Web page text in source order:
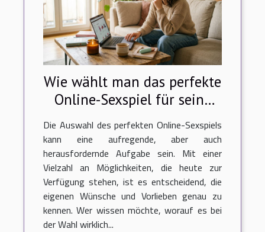
Wie wählt man das perfekte
Online-Sexspiel für seine
Bedürfnisse aus?
Die Auswahl des perfekten Online-Sexspiels
kann eine aufregende, aber auch
herausfordernde Aufgabe sein. Mit einer
Vielzahl an Möglichkeiten, die heute zur
Verfügung stehen, ist es entscheidend, die
eigenen Wünsche und Vorlieben genau zu
kennen. Wer wissen möchte, worauf es bei
der Wahl wirklich...